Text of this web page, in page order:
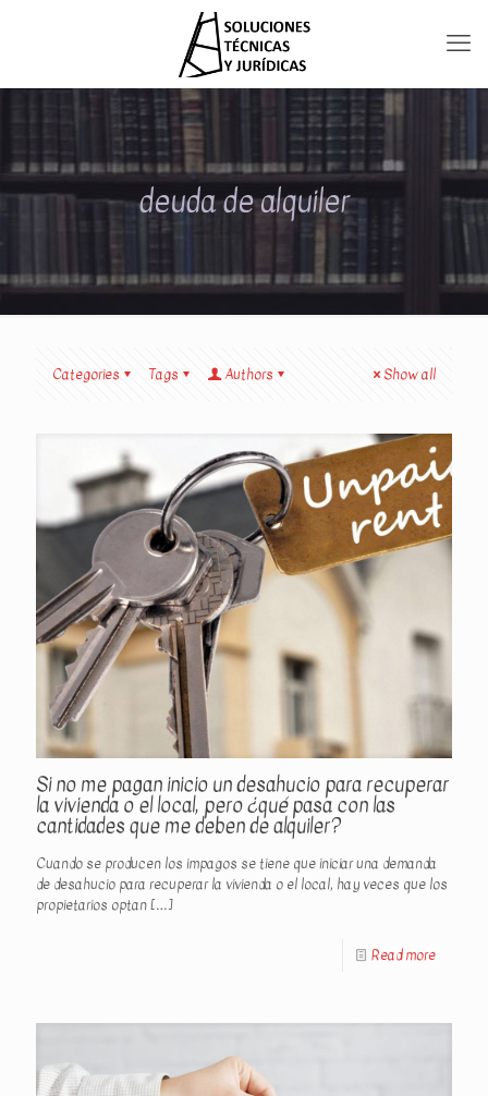
deuda de alquiler
Categories Tags Authors Show all
Si no me pagan inicio un desahucio para recuperar
la vivienda o el local, pero ¿qué pasa con las
cantidades que me deben de alquiler?
Cuando se producen los impagos se tiene que iniciar una demanda
de desahucio para recuperar la vivienda o el local, hay veces que los
propietarios optan[…]
Read more